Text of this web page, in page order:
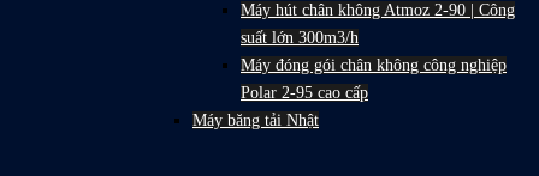
Máy hút chân không Atmoz 2-90 | Công
suất lớn 300m3/h
Máy đóng gói chân không công nghiệp
Polar 2-95 cao cấp
Máy băng tải Nhật